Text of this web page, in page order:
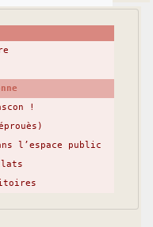
!
l’espace public